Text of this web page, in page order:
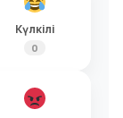
Күлкілі
0